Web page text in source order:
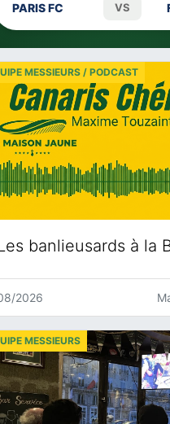
PARIS FC VS
banlieusards à la
MESSIEURS / PODCAST
2026
MESSIEURS